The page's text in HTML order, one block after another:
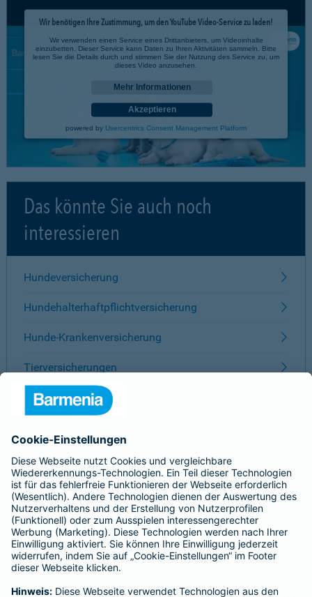
Wir benötigen Ihre Zustimmung, um den YouTube Video-Service zu laden!
Wir verwenden einen Service eines Drittanbieters, um Videoinhalte
einzubetten. Dieser Service kann Daten zu Ihren Aktivitäten sammeln. Bitte
lesen Sie die Details durch und stimmen Sie der Nutzung des Service zu, um
dieses Video anzusehen.
Mehr Informationen
Akzeptieren
powered by Usercentrics Consent Management Platform
Das könnte Sie auch noch
interessieren
Hundeversicherung
Hundehalterhaftpflichtversicherung
Hunde-Krankenversicherung
Tierversicherungen
ÜBER BARMENIA
Kontakt
Karriere
Presse
Unternehmen
Anfahrt
Affiliate-Partner werden
Barmenia ist Teil der BarmeniaGothaer